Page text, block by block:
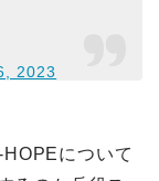
2023
について